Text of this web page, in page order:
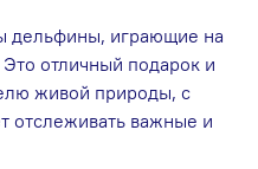
дельфины, играющие на
отличный подарок и
живой природы, с
отслеживать важные и